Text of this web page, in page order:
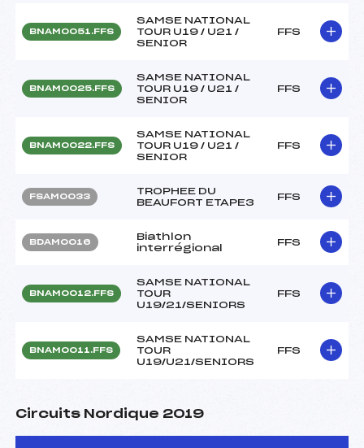
BNAM0051.FFS
SAMSE NATIONAL
TOUR U19 / U21 /
SENIOR
FFS
BNAM0025.FFS
SAMSE NATIONAL
TOUR U19 / U21 /
SENIOR
FFS
BNAM0022.FFS
SAMSE NATIONAL
TOUR U19 / U21 /
SENIOR
FFS
FSAM0033
TROPHEE DU
BEAUFORT ETAPE3
FFS
BDAM0016
Biathlon
interrégional
FFS
BNAM0012.FFS
SAMSE NATIONAL
TOUR
U19/21/SENIORS
FFS
BNAM0011.FFS
SAMSE NATIONAL
TOUR
U19/U21/SENIORS
FFS
Circuits Nordique 2019